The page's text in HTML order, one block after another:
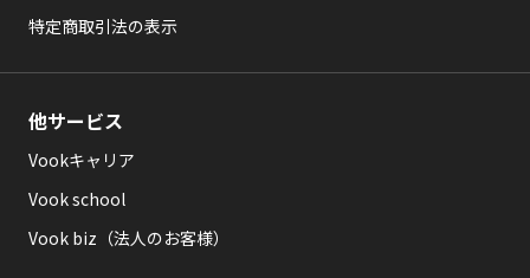
特定商取引法の表示
他サービス
Vookキャリア
Vook school
Vook biz（法人のお客様）